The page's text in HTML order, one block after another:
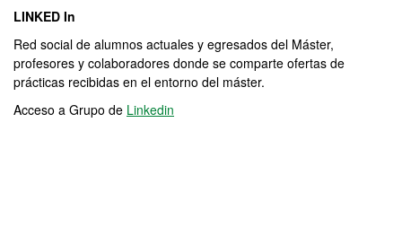
LINKED In
Red social de alumnos actuales y egresados del Máster,
profesores y colaboradores donde se comparte ofertas de
prácticas recibidas en el entorno del máster.
Acceso a Grupo de Linkedin